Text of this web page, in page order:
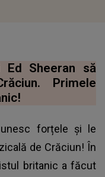
Sheeran să
Primele
forțele și le
de Crăciun! În
britanic a făcut